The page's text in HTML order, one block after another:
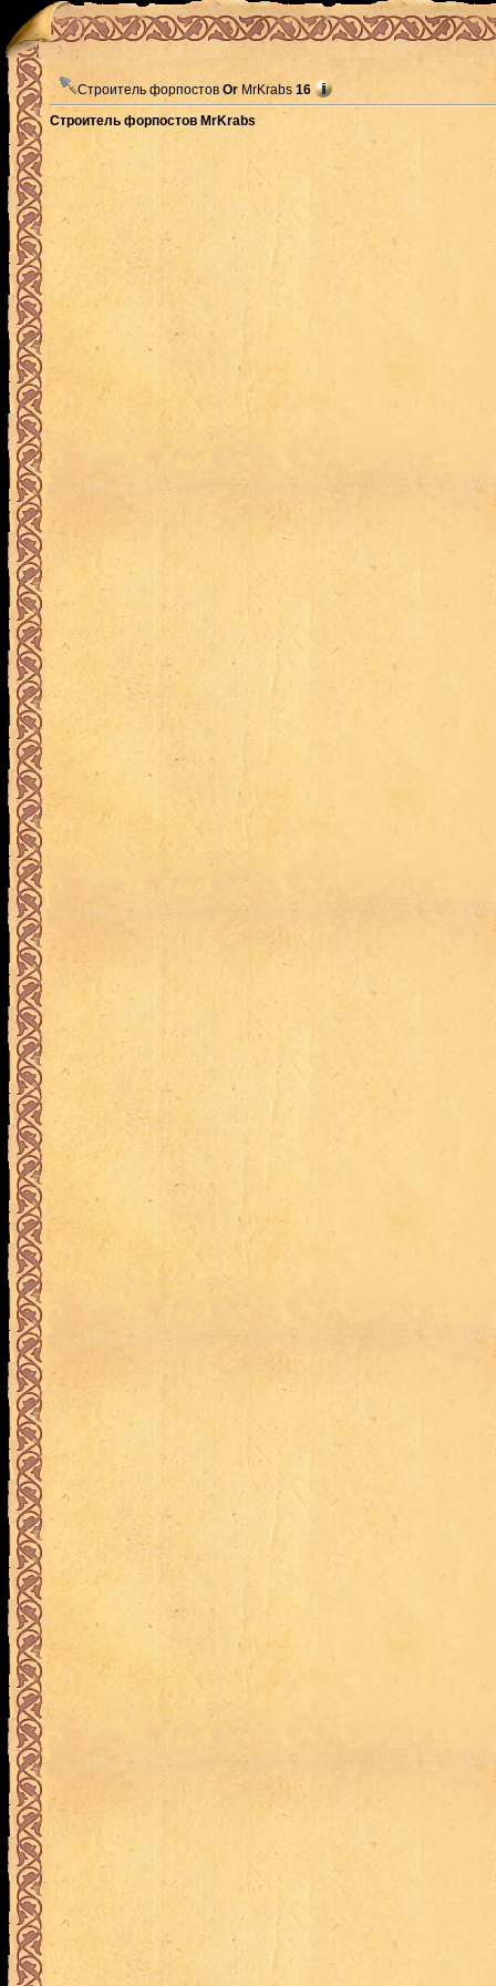
Строитель форпостов Or MrKrabs 16
Строитель форпостов MrKrabs